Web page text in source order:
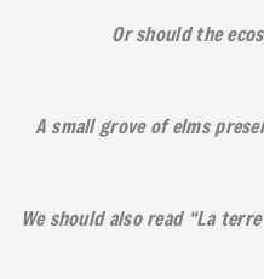
Or should the
A small grove of elms
We should also read “La